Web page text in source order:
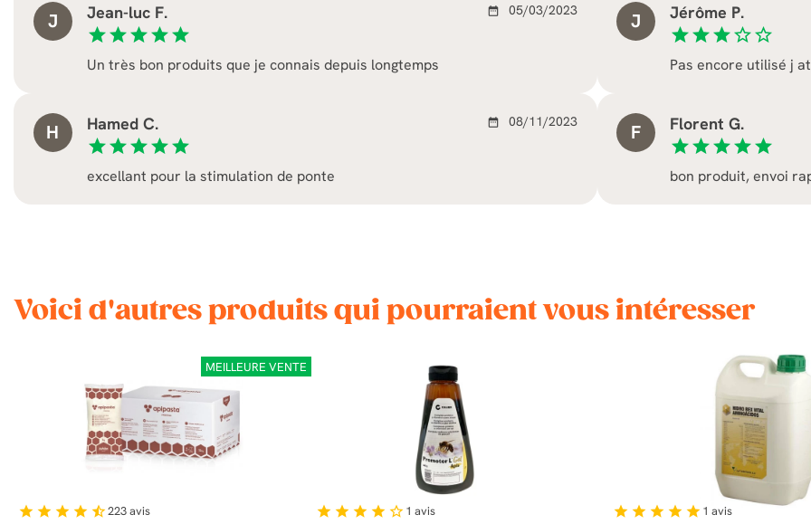
J
Jean-luc F.
starstarstarstarstar
date_range 05/03/2023
Un très bon produits que je connais depuis longtemps
J
Jérôme P.
starstarstarstar_borderstar_border
Pas encore utilisé j
H
Hamed C.
starstarstarstarstar
date_range 08/11/2023
excellant pour la stimulation de ponte
F
Florent G.
starstarstarstarstar
bon produit, envoi
Voici d'autres produits qui pourraient vous intéresser
MEILLEURE VENTE
star star star star star_half223avis star star star star star_border 1 avis star star star star star 1 avis